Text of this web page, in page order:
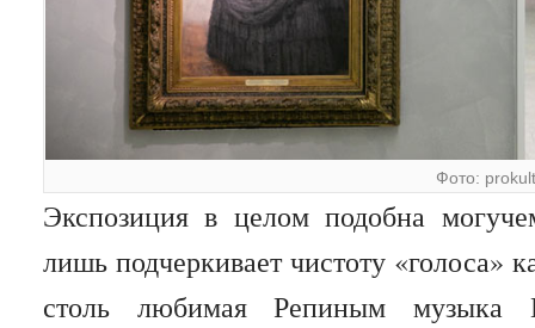
Фото:
Экспозиция в целом подобна
лишь подчеркивает чистоту
столь любимая Репиным музыка